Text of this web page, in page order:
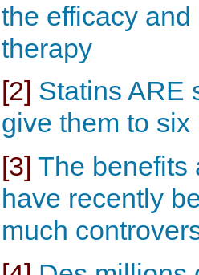
the efficacy
therapy
[2] Statins ARE
give them to
[3] The benefits
have recently
much